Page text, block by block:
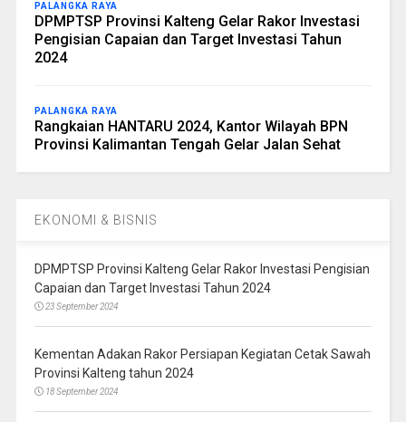
PALANGKA RAYA
DPMPTSP Provinsi Kalteng Gelar Rakor Investasi
Pengisian Capaian dan Target Investasi Tahun
2024
PALANGKA RAYA
Rangkaian HANTARU 2024, Kantor Wilayah BPN
Provinsi Kalimantan Tengah Gelar Jalan Sehat
EKONOMI & BISNIS
DPMPTSP Provinsi Kalteng Gelar Rakor Investasi Pengisian
Capaian dan Target Investasi Tahun 2024
23 September 2024
Kementan Adakan Rakor Persiapan Kegiatan Cetak Sawah
Provinsi Kalteng tahun 2024
18 September 2024